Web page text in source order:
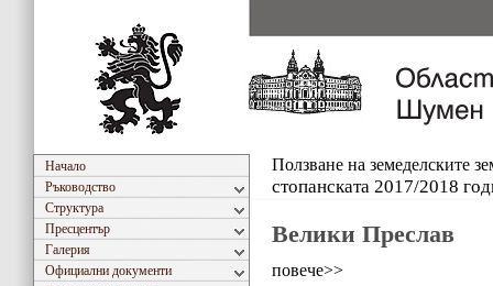
Начало
Ръководство
Структура
Пресцентър
Галерия
Официални документи
Ползване на земеделските
стопанската 2017/2018
Велики Преслав
повече>>